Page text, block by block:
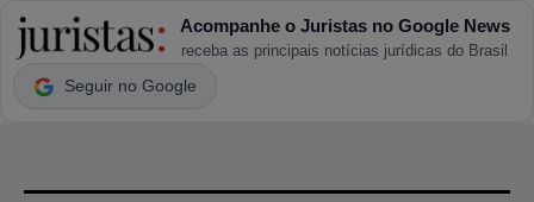
Acompanhe o Juristas no Google News
receba as principais notícias jurídicas do Brasil
Seguir no Google